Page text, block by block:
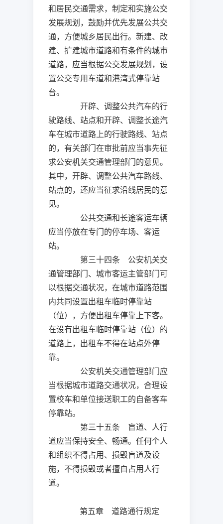
和居民交通需求，制定和实施公交
发展规划，鼓励并优先发展公共交
通，方便城乡居民出行。新建、改
建、扩建城市道路和有条件的城市
道路，应当根据公交发展规划，设
置公交专用车道和港湾式停靠站
台。
开辟、调整公共汽车的行
驶路线、站点和开辟、调整长途汽
车在城市道路上的行驶路线、站点
的，有关部门在审批前应当事先征
求公安机关交通管理部门的意见。
其中，开辟、调整公共汽车路线、
站点的，还应当征求沿线居民的意
见。
公共交通和长途客运车辆
应当停放在专门的停车场、客运
站。
第三十四条 公安机关交
通管理部门、城市客运主管部门可
以根据交通状况，在城市道路范围
内共同设置出租车临时停靠站
（位），方便出租车停靠上下客。
在设有出租车临时停靠站（位）的
道路上，出租车不得在站点外停
靠。
公安机关交通管理部门应
当根据城市道路交通状况，合理设
置校车和单位接送职工的自备客车
停靠站。
第三十五条 盲道、人行
道应当保持安全、畅通。任何个人
和组织不得占用、损毁盲道及设
施，不得损毁或者擅自占用人行
道。
第五章 道路通行规定